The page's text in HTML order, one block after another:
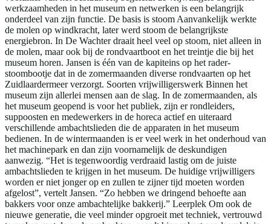
werkzaamheden in het museum en netwerken is een belangrijk
onderdeel van zijn functie. De basis is stoom Aanvankelijk werkte
de molen op windkracht, later werd stoom de belangrijkste
energiebron. In De Wachter draait heel veel op stoom, niet alleen in
de molen, maar ook bij de rondvaartboot en het treintje die bij het
museum horen. Jansen is één van de kapiteins op het rader-
stoombootje dat in de zomermaanden diverse rondvaarten op het
Zuidlaardermeer verzorgt. Soorten vrijwilligerswerk Binnen het
museum zijn allerlei mensen aan de slag. In de zomermaanden, als
het museum geopend is voor het publiek, zijn er rondleiders,
suppoosten en medewerkers in de horeca actief en uiteraard
verschillende ambachtslieden die de apparaten in het museum
bedienen. In de wintermaanden is er veel werk in het onderhoud van
het machinepark en dan zijn voornamelijk de deskundigen
aanwezig. “Het is tegenwoordig verdraaid lastig om de juiste
ambachtslieden te krijgen in het museum. De huidige vrijwilligers
worden er niet jonger op en zullen te zijner tijd moeten worden
afgelost”, vertelt Jansen. “Zo hebben we dringend behoefte aan
bakkers voor onze ambachtelijke bakkerij.” Leerplek Om ook de
nieuwe generatie, die veel minder opgroeit met techniek, vertrouwd